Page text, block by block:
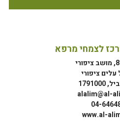
לצמחי מרפא
עלים ציפורי
alalim@al-
04-
www.al-